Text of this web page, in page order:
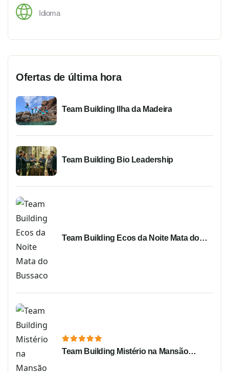
Idioma
Ofertas de última hora
Team Building Ilha da Madeira
Team Building Bio Leadership
Team Building Ecos da Noite Mata do
Team Building Mistério na Mansão